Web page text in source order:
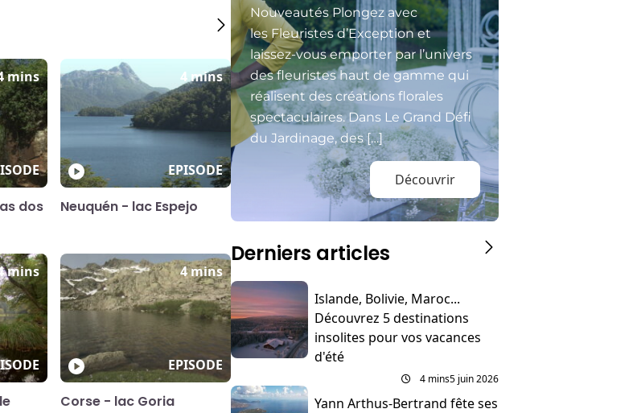
mins
dos
4 mins
EPISODE
Neuquén - lac Espejo
mins 4 mins
EPISODE
Corse - lac Goria
Nouveautés Plongez avec
les Fleuristes d’Exception et
laissez-vous emporter par l’univers
des fleuristes haut de gamme qui
réalisent des créations florales
spectaculaires. Dans Le Grand Défi
du Jardinage, des […]
Découvrir
Derniers articles
Islande, Bolivie, Maroc...
Découvrez 5 destinations
insolites pour vos vacances
d'été
4 mins5 juin 2026
Yann Arthus-Bertrand fête ses